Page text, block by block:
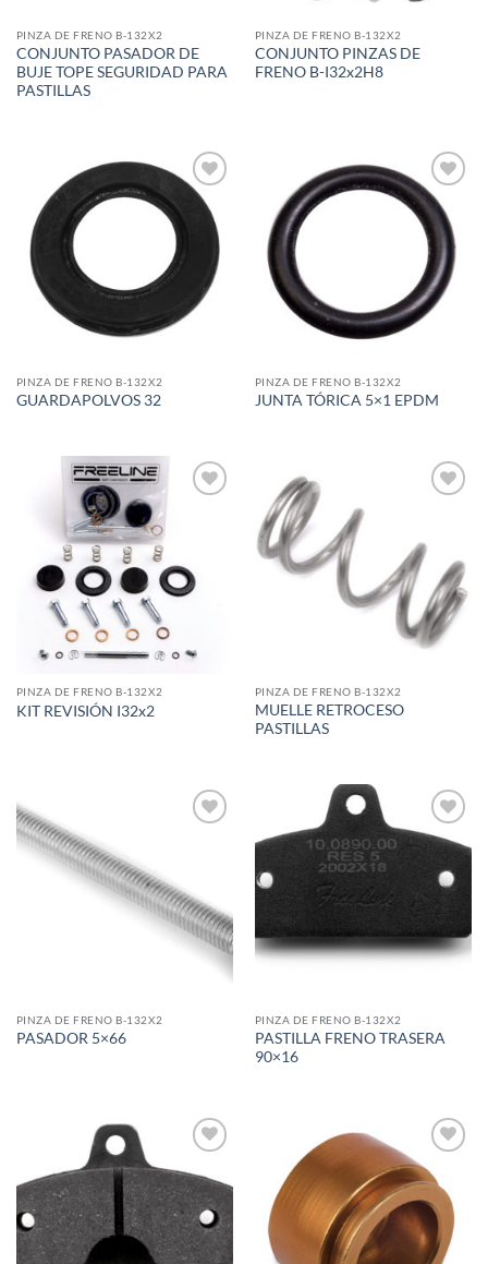
PINZA DE FRENO B-132X2
CONJUNTO PASADOR DE
BUJE TOPE SEGURIDAD PARA
PASTILLAS
PINZA DE FRENO B-132X2
CONJUNTO PINZAS DE
FRENO B-I32x2H8
Add to
wishlist
PINZA DE FRENO B-132X2
GUARDAPOLVOS 32
Add to
wishlist
PINZA DE FRENO B-132X2
JUNTA TÓRICA 5×1 EPDM
PINZA DE FRENO B-132X2
KIT REVISIÓN I32x2
PINZA DE FRENO B-132X2
MUELLE RETROCESO
PASTILLAS
PINZA DE FRENO B-132X2
PASADOR 5×66
Add to
PINZA DE FRENO B-132X2
PASTILLA FRENO TRASERA
90×16
wishlist
Add to
wishlist